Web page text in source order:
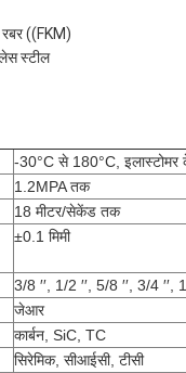
रबर ((FKM)
स्टील
-30°C से 180°C, इलास्टोमर
1.2MPA तक
18 मीटर/सेकेंड तक
±0.1 मिमी
3/8 ′′, 1/2 ′′, 5/8 ′′, 3/4 ′′, 1
जेआर
कार्बन, SiC, TC
सिरेमिक, सीआईसी, टीसी